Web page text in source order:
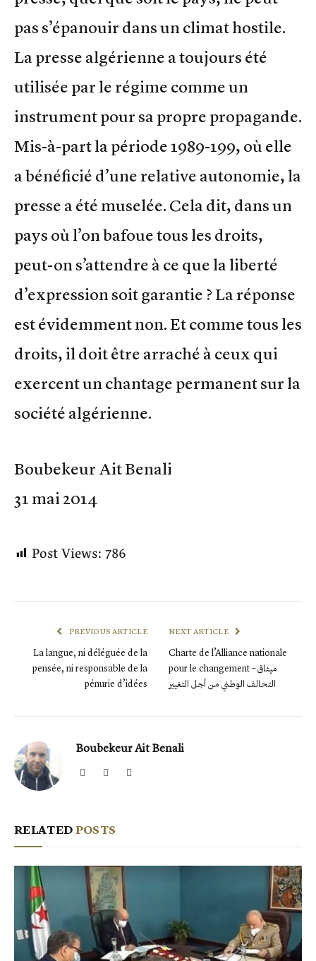
pas s’épanouir dans un climat hostile.
La presse algérienne a toujours été
utilisée par le régime comme un
instrument pour sa propre propagande.
Mis-à-part la période 1989-199, où elle
a bénéficié d’une relative autonomie, la
presse a été muselée. Cela dit, dans un
pays où l’on bafoue tous les droits,
peut-on s’attendre à ce que la liberté
d’expression soit garantie ? La réponse
est évidemment non. Et comme tous les
droits, il doit être arraché à ceux qui
exercent un chantage permanent sur la
société algérienne.
Boubekeur Ait Benali
31 mai 2014
Post Views:786
PREVIOUS ARTICLE
La langue, ni déléguée de la
pensée, ni responsable de la
pénurie d’idées
NEXT ARTICLE
Charte de l’Alliance nationale
pour le changement – ميثاق
التحالف الوطني من أجل التغيير
Boubekeur Ait Benali
WebsiteFacebook
RELATEDPOSTS